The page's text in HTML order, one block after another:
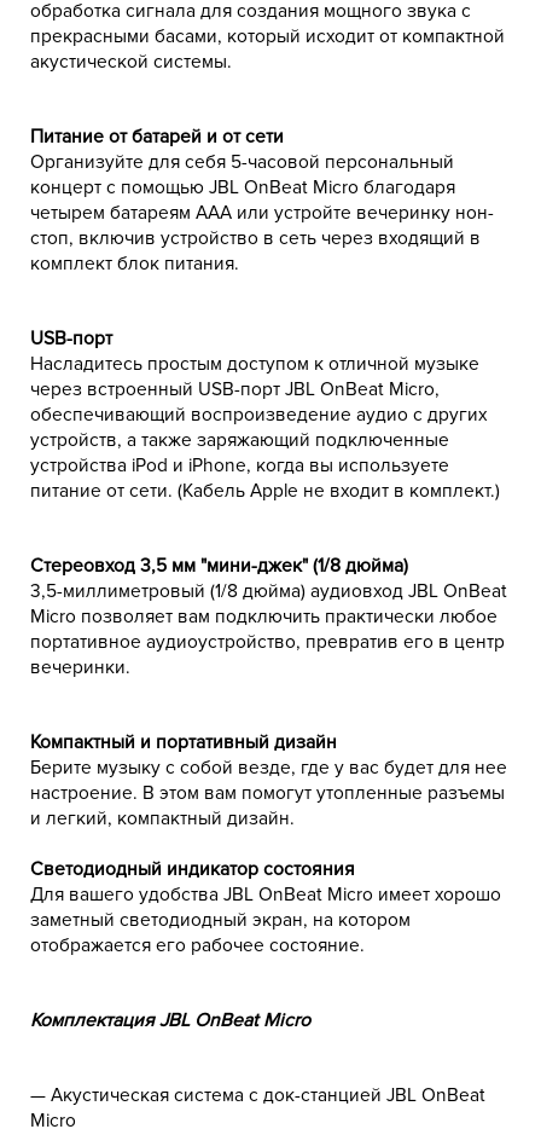
обработка сигнала для создания мощного звука с
прекрасными басами, который исходит от компактной
акустической системы.
Питание от батарей и от сети
Организуйте для себя 5-часовой персональный
концерт с помощью JBL OnBeat Micro благодаря
четырем батареям AAA или устройте вечеринку нон-
стоп, включив устройство в сеть через входящий в
комплект блок питания.
USB-порт
Насладитесь простым доступом к отличной музыке
через встроенный USB-порт JBL OnBeat Micro,
обеспечивающий воспроизведение аудио с других
устройств, а также заряжающий подключенные
устройства iPod и iPhone, когда вы используете
питание от сети. (Кабель Apple не входит в комплект.)
Стереовход 3,5 мм "мини-джек" (1/8 дюйма)
3,5-миллиметровый (1/8 дюйма) аудиовход JBL OnBeat
Micro позволяет вам подключить практически любое
портативное аудиоустройство, превратив его в центр
вечеринки.
Компактный и портативный дизайн
Берите музыку с собой везде, где у вас будет для нее
настроение. В этом вам помогут утопленные разъемы
и легкий, компактный дизайн.
Светодиодный индикатор состояния
Для вашего удобства JBL OnBeat Micro имеет хорошо
заметный светодиодный экран, на котором
отображается его рабочее состояние.
Комплектация JBL OnBeat Micro
— Акустическая система с док-станцией JBL OnBeat
Micro